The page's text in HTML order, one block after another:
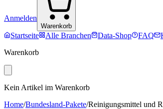
Anmelden
Warenkorb
Startseite Alle Branchen Data-Shop FAQ
Warenkorb
Kein Artikel im Warenkorb
Home/Bundesland-Pakete/Reinigungsmittel und